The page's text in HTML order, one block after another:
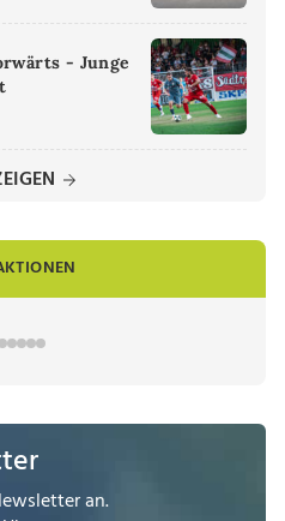
- Junge
an.